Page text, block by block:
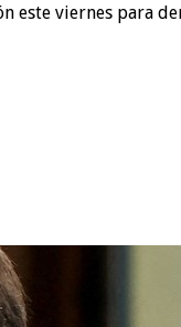
viernes para